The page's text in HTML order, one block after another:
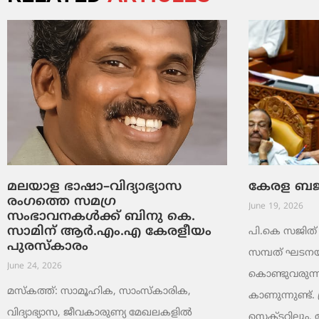
മലയാള ഭാഷാ–വിദ്യാഭ്യാസ
രംഗത്തെ സമഗ്ര
സംഭാവനകൾക്ക് ബിനു കെ.
സാമിന് ആർ.എം.എ കേരളീയം
പുരസ്‌കാരം
June 24, 2026
മസ്കത്ത്: സാമൂഹിക, സാംസ്‌കാരിക,
വിദ്യാഭ്യാസ, ജീവകാരുണ്യ മേഖലകളിൽ
കേരള
June 19, 2026
പി.കെ സജിത്
സമ്പത്
കാണുന്നുണ്ട്.